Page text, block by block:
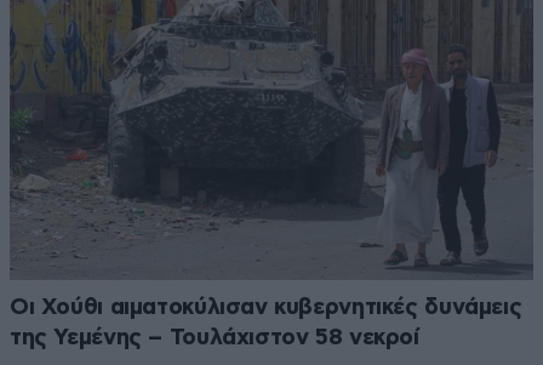
Οι Χούθι αιματοκύλισαν κυβερνητικές δυνάμεις
της Υεμένης – Τουλάχιστον 58 νεκροί